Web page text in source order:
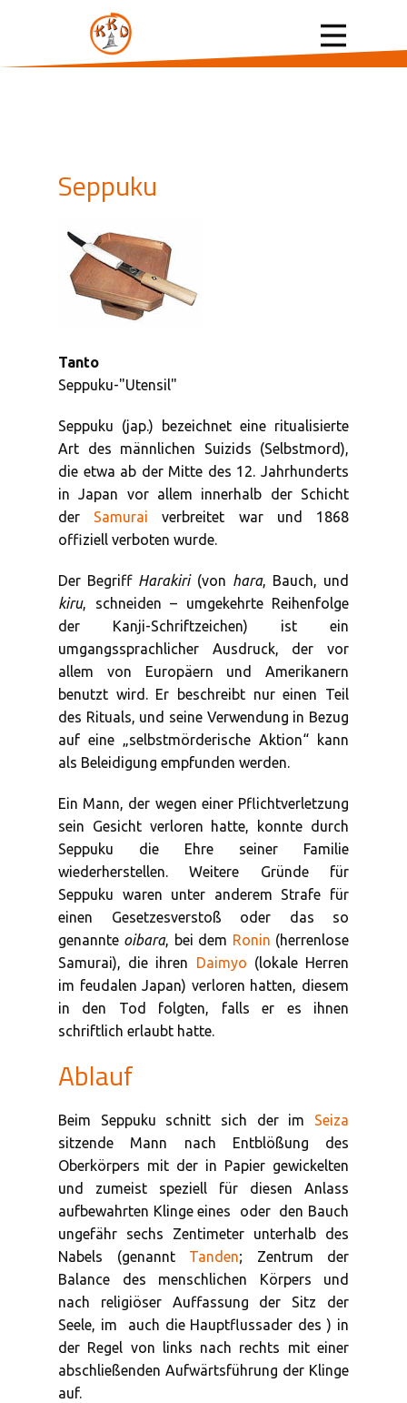
Seppuku
Tanto
Seppuku-"Utensil"
Seppuku (jap.) bezeichnet eine ritualisierte
Art des männlichen Suizids (Selbstmord),
die etwa ab der Mitte des 12. Jahrhunderts
in Japan vor allem innerhalb der Schicht
der Samurai verbreitet war und 1868
offiziell verboten wurde.
Der Begriff Harakiri(von hara, Bauch, und
kiru, schneiden – umgekehrte Reihenfolge
der Kanji-Schriftzeichen) ist ein
umgangssprachlicher Ausdruck, der vor
allem von Europäern und Amerikanern
benutzt wird. Er beschreibt nur einen Teil
des Rituals, und seine Verwendung in Bezug
auf eine „selbstmörderische Aktion“ kann
als Beleidigung empfunden werden.
Ein Mann, der wegen einer Pflichtverletzung
sein Gesicht verloren hatte, konnte durch
Seppuku die Ehre seiner Familie
wiederherstellen. Weitere Gründe für
Seppuku waren unter anderem Strafe für
einen Gesetzesverstoß oder das so
genannte oibara, bei dem Ronin (herrenlose
Samurai), die ihren Daimyo (lokale Herren
im feudalen Japan) verloren hatten, diesem
in den Tod folgten, falls er es ihnen
schriftlich erlaubt hatte.
Ablauf
Beim Seppuku schnitt sich der im Seiza
sitzende Mann nach Entblößung des
Oberkörpers mit der in Papier gewickelten
und zumeist speziell für diesen Anlass
aufbewahrten Klinge eines
oder den Bauch
ungefähr sechs Zentimeter unterhalb des
Nabels (genannt Tanden; Zentrum der
Balance des menschlichen Körpers und
nach religiöser Auffassung der Sitz der
Seele, im
auch die Hauptflussader des) in
der Regel von links nach rechts mit einer
abschließenden Aufwärtsführung der Klinge
auf.